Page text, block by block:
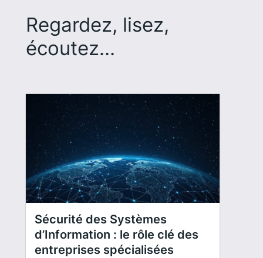
Regardez, lisez,
écoutez…
Sécurité des Systèmes
d’Information : le rôle clé des
entreprises spécialisées